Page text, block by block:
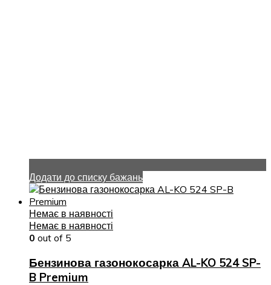
Додати до списку бажань
Немає в наявності
Немає в наявності
0 out of 5
Бензинова газонокосарка AL-KO 524 SP-
B Premium